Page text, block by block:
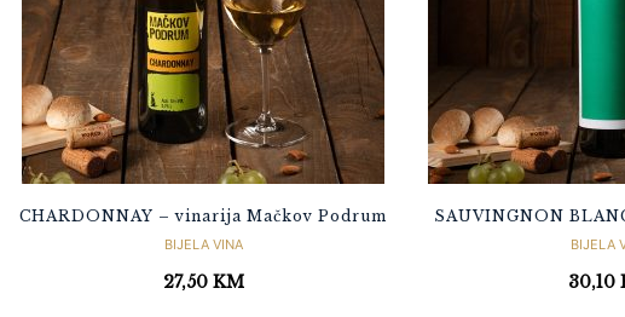
CHARDONNAY – vinarija Mačkov Podrum
BIJELA VINA
27,50 KM
SAUVINGNON
BIJELA
30,10